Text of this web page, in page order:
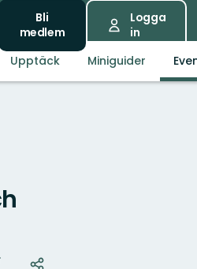
Bli
medlem
Logga
in
Kojbygge och grillning
Upptäck Miniguider